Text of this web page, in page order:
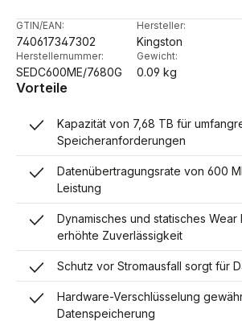
GTIN/EAN:
740617347302
Hersteller:
Kingston
Herstellernummer:
SEDC600ME/7680G
Gewicht:
0.09 kg
Vorteile
Kapazität von 7,68 TB für
Speicheranforderungen
Datenübertragungsrate von 600
Leistung
Dynamisches und statisches
erhöhte Zuverlässigkeit
Schutz vor Stromausfall sorgt für
Hardware-Verschlüsselung
Datenspeicherung